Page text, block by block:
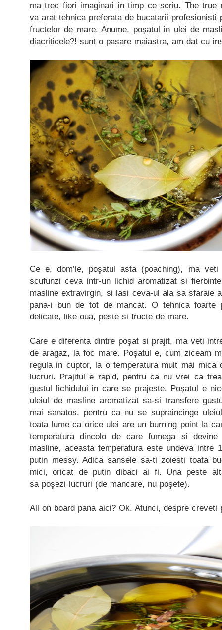
ma trec fiori imaginari in timp ce scriu. The true
va arat tehnica preferata de bucatarii profesionisti
fructelor de mare. Anume, poşatul in ulei de
diacriticele?! sunt o pasare maiastra, am dat cu
Ce e, dom’le, poşatul asta (poaching), ma
scufunzi ceva intr-un lichid aromatizat si
masline extravirgin, si lasi ceva-ul ala sa sfaraie
pana-i bun de tot de mancat. O tehnica foarte
delicate, like oua, peste si fructe de mare.
Care e diferenta dintre poşat si prajit, ma veti
de aragaz, la foc mare. Poşatul e, cum ziceam
regula in cuptor, la o temperatura mult mai mica
lucruri. Prajitul e rapid, pentru ca nu vrei ca
gustul lichidului in care se prajeste. Poşatul e
uleiul de masline aromatizat sa-si transfere
mai sanatos, pentru ca nu se supraincinge
toata lume ca orice ulei are un burning point la
temperatura dincolo de care fumega si
masline, aceasta temperatura este undeva intre
putin messy. Adica sansele sa-ti zoiesti toata
mici, oricat de putin dibaci ai fi. Una peste
sa poşezi lucruri (de mancare, nu poşete).
All on board pana aici? Ok. Atunci, despre creveti